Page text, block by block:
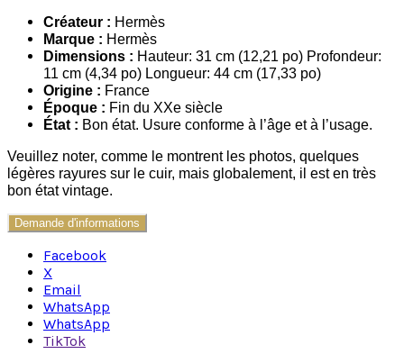
Créateur : Hermès
Marque : Hermès
Dimensions : Hauteur: 31 cm (12,21 po) Profondeur:
11 cm (4,34 po) Longueur: 44 cm (17,33 po)
Origine : France
Époque : Fin du XXe siècle
État : Bon état. Usure conforme à l’âge et à l’usage.
Veuillez noter, comme le montrent les photos, quelques
légères rayures sur le cuir, mais globalement, il est en très
bon état vintage.
Demande d'informations
Facebook
X
Email
WhatsApp
WhatsApp
TikTok